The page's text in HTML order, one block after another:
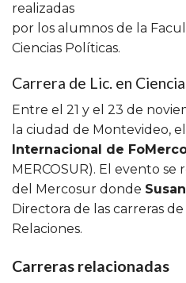
realizadas
por los alumnos de la
Ciencias Políticas.
Carrera de Lic. en
Entre el 21 y el 23 de
la ciudad de Montevideo, el
Internacional de
MERCOSUR). El evento se
del Mercosur donde
Directora de las carreras
Relaciones.
Carreras relacionadas